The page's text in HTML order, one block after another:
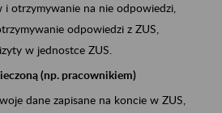
i otrzymywanie na nie odpowiedzi,
odpowiedzi z ZUS,
w jednostce ZUS.
(np. pracownikiem)
dane zapisane na koncie w ZUS,